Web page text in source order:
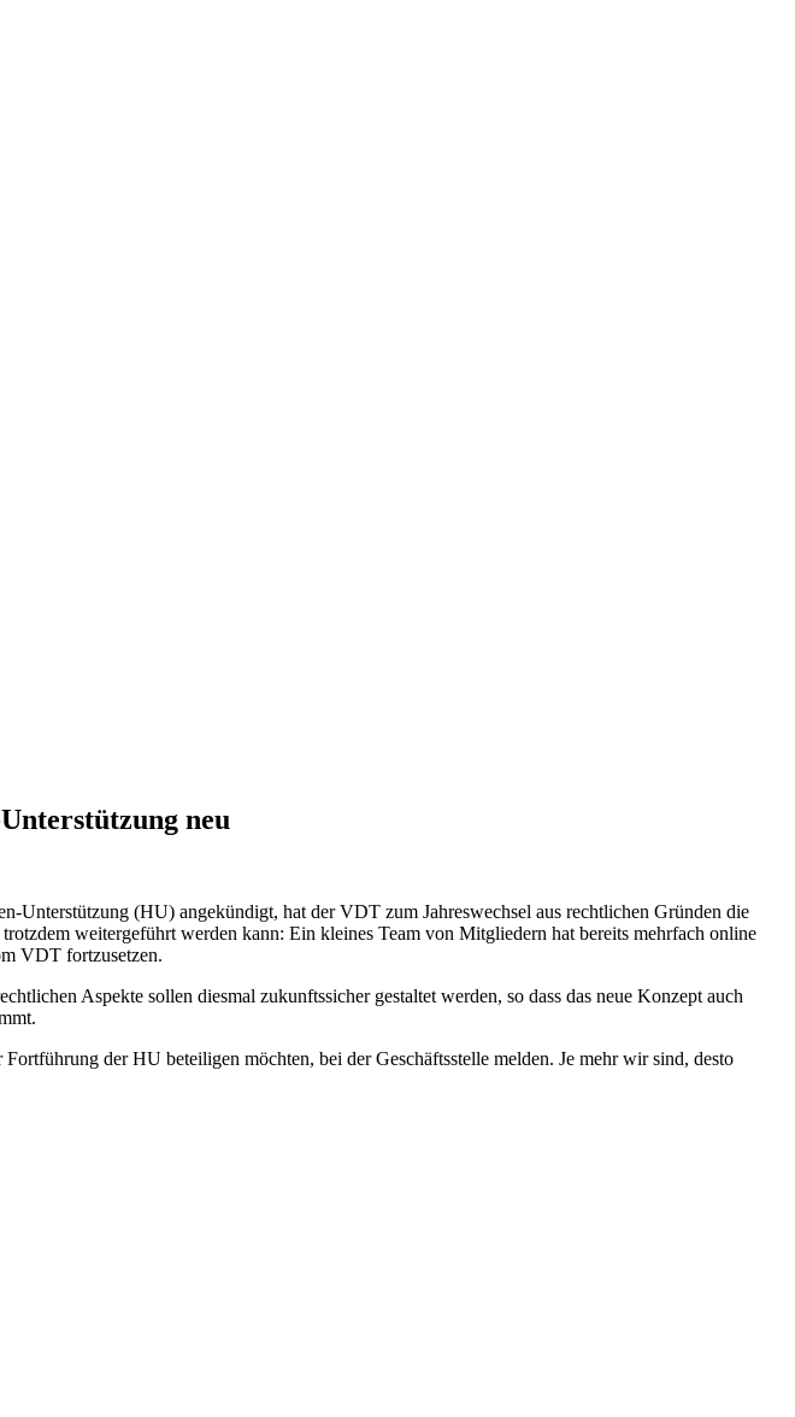
neu
(HU) angekündigt, hat der VDT zum Jahreswechsel aus rechtlichen Gründen die
weitergeführt werden kann: Ein kleines Team von Mitgliedern hat bereits mehrfach online
VDT fortzusetzen.
Aspekte sollen diesmal zukunftssicher gestaltet werden, so dass das neue Konzept auch
der HU beteiligen möchten, bei der Geschäftsstelle melden. Je mehr wir sind, desto